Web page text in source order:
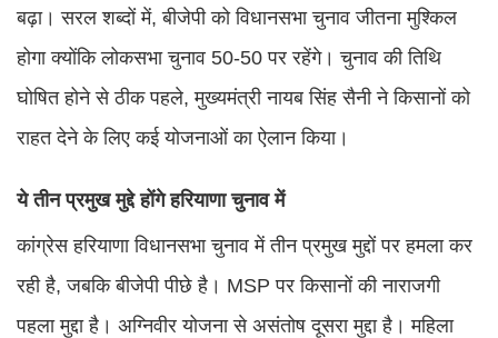
बढ़ा। सरल शब्दों में, बीजेपी को विधानसभा चुनाव जीतना मुश्किल
होगा क्योंकि लोकसभा चुनाव 50-50 पर रहेंगे। चुनाव की तिथि
घोषित होने से ठीक पहले, मुख्यमंत्री नायब सिंह सैनी ने किसानों को
राहत देने के लिए कई योजनाओं का ऐलान किया।
ये तीन प्रमुख मुद्दे होंगे हरियाणा चुनाव में
कांग्रेस हरियाणा विधानसभा चुनाव में तीन प्रमुख मुद्दों पर हमला कर
रही है, जबकि बीजेपी पीछे है। MSP पर किसानों की नाराजगी
पहला मुद्दा है। अग्निवीर योजना से असंतोष दूसरा मुद्दा है। महिला